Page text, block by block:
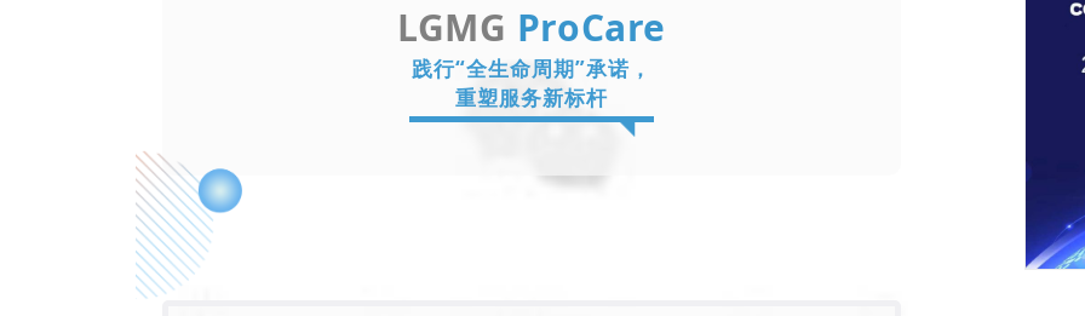
LGMG ProCare
践行“全生命周期”承诺，
重塑服务新标杆